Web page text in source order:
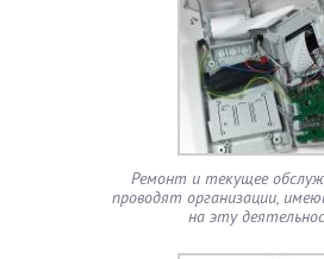
Ремонт и текущее
проводят организации,
на эту